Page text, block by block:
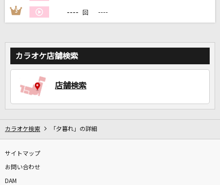
3 ---- 回 ----
カラオケ店舗検索
店舗検索
カラオケ検索 「夕暮れ」の詳細
サイトマップ
お問い合わせ
DAM